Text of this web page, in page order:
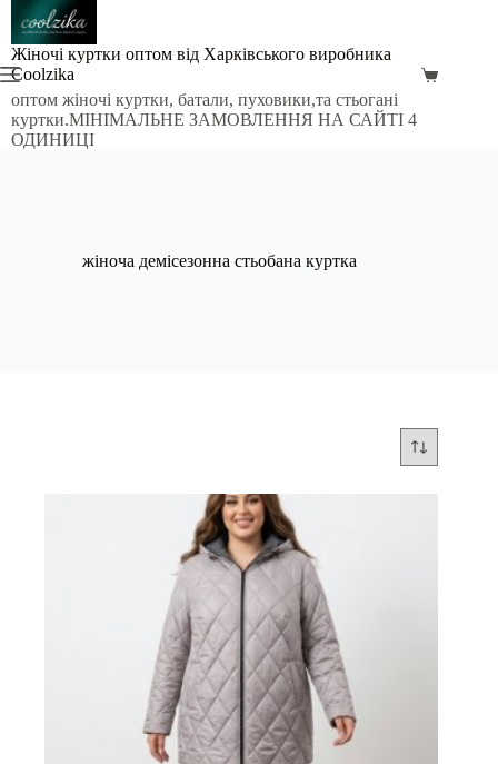
Перейти
вмісту
Жіночі куртки оптом від Харківського виробника
Coolzika
оптом жіночі куртки, батали, пуховики,та стьогані
куртки.МІНІМАЛЬНЕ ЗАМОВЛЕННЯ НА САЙТІ 4
ОДИНИЦІ
Кошик
жіноча демісезонна стьобана куртка